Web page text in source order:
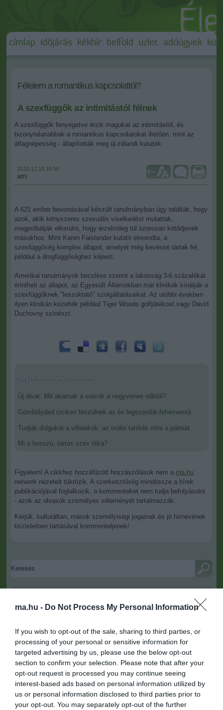
ma.hu - Do Not Process My Personal Information
If you wish to opt-out of the sale, sharing to third parties, or
processing of your personal or sensitive information for
targeted advertising by us, please use the below opt-out
section to confirm your selection. Please note that after your
opt-out request is processed you may continue seeing
interest-based ads based on personal information utilized by
us or personal information disclosed to third parties prior to
your opt-out. You may separately opt-out of the further
címlap időjárás kékhír belföld üzlet adóügyek
Félelem a romantikus kapcsolattól?
A szexfüggők az intimitástól félnek
A szexfüggők fenyegetve érzik magukat az intimitástól, és
bizonytalanabbak a romantikus kapcsolatokat illetően, mint az
átlagnépesség - állapították meg új-zélandi kutatók.
2010.12.18 16:56
MTI
+-
A 621 ember bevonásával készült tanulmányban úgy találták, hogy
azok, akik kényszeres szexuális viselkedést mutattak,
megpróbálják elkerülni, hogy érzelmileg túl szorosan kötődjenek
másokhoz. Mint Karen Faislander kutató elmondta, a
szexfüggőség komplex állapot, amelyet még kevéssé tártak fel,
például a drogfüggőséghez képest.
Amerikai tanulmányok becslése szerint a lakosság 3-6 százalékát
érintheti az állapot, az Egyesült Államokban már klinikák kínálják a
szexfüggőknek "leszoktató" szolgáltatásaikat. Az utóbbi években
ilyen klinikán kezelték például Tiger Woods golfjátékost vagy David
Duchovny színészt.
Kapcsolódó írások:
Új divat: Mit akarnak a srácok a negyvenes nőktől?
Gömbölyded ciciken feszülnek az év legszexibb fehérneműi
Tudják dolgukat a villalakók: az orális tanítás vitte a pálmát
Mi a hosszú, tartós szex titka?
Figyelem! A cikkhez hozzáfűzött hozzászólások nem a ma.hu
network nézeteit tükrözik. A szerkesztőség mindössze a hírek
publikációjával foglalkozik, a kommenteket nem tudja befolyásolni
- azok az olvasók személyes véleményét tartalmazzák.
Kérjük, kulturáltan, mások személyiségi jogainak és jó hírnevének
tiszteletben tartásával kommenteljenek!
8:04
Vitézy Dávid: 2,3 milliárd forint került vissza az államhoz
22:22
Saját életét is kockára tette a magyar erdész, hogy
megállítsa a tüzet
20:20
Második világháborús MG-42 géppuskát emeltek ki a
Dunából - a rendőrség lefoglalta
18:19
A Miniszterelnökség felmondta a Lounge Eventtel kötött
16:21 Megérkezett az eső a Duna vízgyűjtőjére